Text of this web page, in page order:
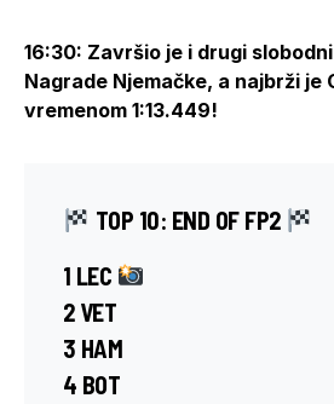
16:30: Završio je i drugi
Nagrade Njemačke, a najbrži je
vremenom 1:13.449!
TOP 10: END OF FP2
1 LEC
2 VET
3 HAM
4 BOT